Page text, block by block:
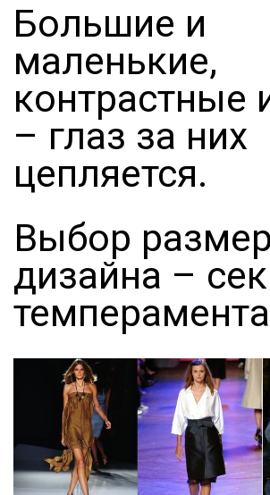
Большие и
маленькие,
контрастные
– глаз за них
цепляется.
Выбор
дизайна –